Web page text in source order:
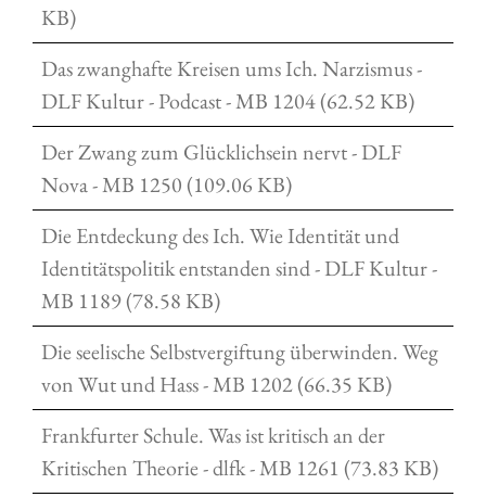
KB)
Das zwanghafte Kreisen ums Ich. Narzismus -
DLF Kultur - Podcast - MB 1204 (62.52 KB)
Der Zwang zum Glücklichsein nervt - DLF
Nova - MB 1250 (109.06 KB)
Die Entdeckung des Ich. Wie Identität und
Identitätspolitik entstanden sind - DLF Kultur -
MB 1189 (78.58 KB)
Die seelische Selbstvergiftung überwinden. Weg
von Wut und Hass - MB 1202 (66.35 KB)
Frankfurter Schule. Was ist kritisch an der
Kritischen Theorie - dlfk - MB 1261 (73.83 KB)